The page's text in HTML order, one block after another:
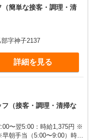
簡単な接客・調理・清
字神子2137
詳細を見る
（接客・調理・清掃な
〜翌5:00：時給1,375円 ※
朝手当（5:00〜9:00）時給